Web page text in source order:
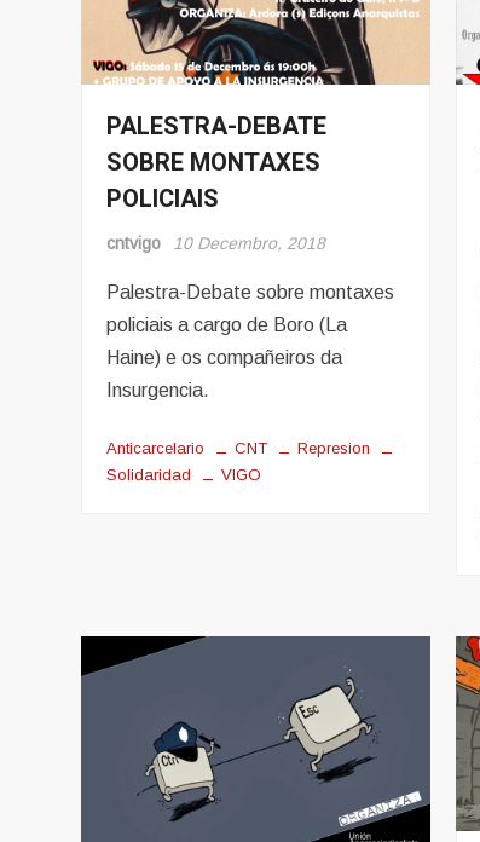
Eventos
PALESTRA-DEBATE
SOBRE MONTAXES
POLICIAIS
cntvigo 10 Decembro, 2018
Palestra-Debate sobre montaxes
policiais a cargo de Boro (La
Haine) e os compañeiros da
Insurgencia.
Anticarcelario CNT
Represion
Solidaridad
VIGO